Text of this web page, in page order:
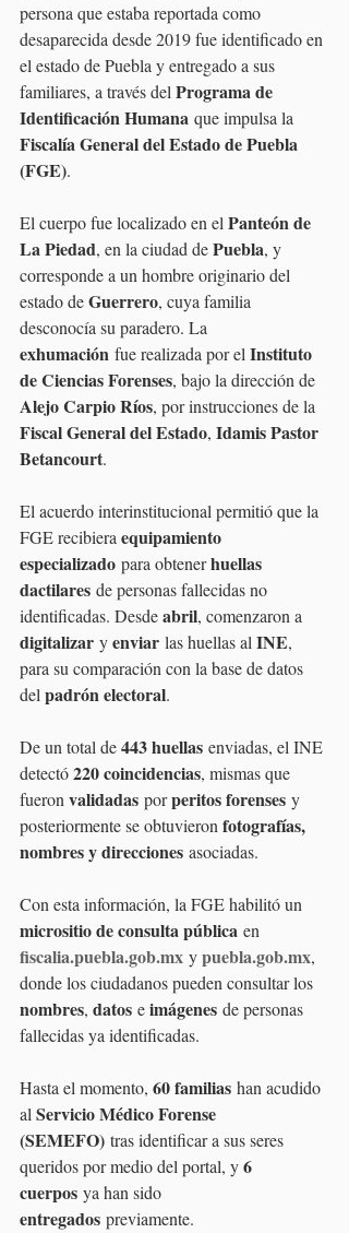
persona que estaba reportada como
desaparecida desde 2019 fue identificado en
el estado de Puebla y entregado a sus
familiares, a través del Programa de
Identificación Humana que impulsa la
Fiscalía General del Estado de Puebla
(FGE).
El cuerpo fue localizado en el Panteón de
La Piedad, en la ciudad de Puebla, y
corresponde a un hombre originario del
estado de Guerrero, cuya familia
desconocía su paradero. La
exhumación fue realizada por el Instituto
de Ciencias Forenses, bajo la dirección de
Alejo Carpio Ríos, por instrucciones de la
Fiscal General del Estado, Idamis Pastor
Betancourt.
El acuerdo interinstitucional permitió que la
FGE recibiera equipamiento
especializado para obtener huellas
dactilares de personas fallecidas no
identificadas. Desde abril, comenzaron a
digitalizar y enviar las huellas al INE,
para su comparación con la base de datos
del padrón electoral.
De un total de 443 huellas enviadas, el INE
detectó 220 coincidencias, mismas que
fueron validadas por peritos forenses y
posteriormente se obtuvieron fotografías,
nombres y direcciones asociadas.
Con esta información, la FGE habilitó un
micrositio de consulta pública en
fiscalia.puebla.gob.mx y puebla.gob.mx,
donde los ciudadanos pueden consultar los
nombres, datos e imágenes de personas
fallecidas ya identificadas.
Hasta el momento, 60 familias han acudido
al Servicio Médico Forense
(SEMEFO) tras identificar a sus seres
queridos por medio del portal, y 6
cuerpos ya han sido
entregados previamente.